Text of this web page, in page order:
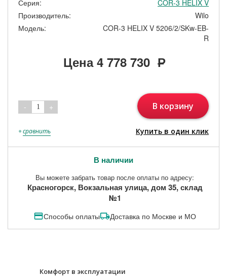
Серия:
COR-3 HELIX V
Производитель:
Wilo
Модель:
COR-3 HELIX V 5206/2/SKw-EB-
R
Цена4 778 730 Р
- 1 + В корзину
+сравнить Купить в один клик
В наличии
Вы можете забрать товар после оплаты по адресу:
Красногорск, Вокзальная улица, дом 35, склад
№1
Способы оплаты Доставка по Москве и МО
Комфорт в эксплуатации